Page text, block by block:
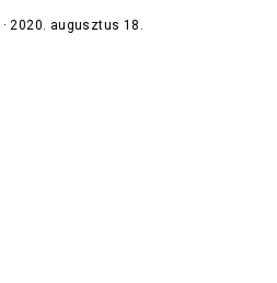
2020. augusztus 18.